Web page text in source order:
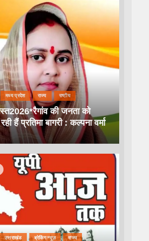
मध्य प्रदेश राज्य राष्टीय
की जनता को
हैं प्रतिमा बागरी : कल्पना वर्मा
उत्तराखंड ब्रेकिंग न्यूज़ राज्य